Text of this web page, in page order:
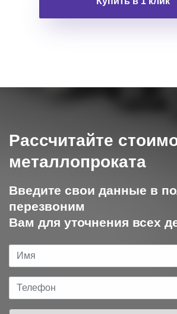
Рассчитайте
металлопроката
Введите свои данные в
перезвоним
Вам для уточнения всех